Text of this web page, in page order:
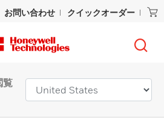
お問い合わせ クイックオーダー
覧